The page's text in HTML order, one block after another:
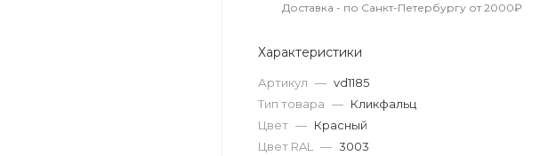
Доставка - по Санкт-Петербургу от 2000₽
Характеристики
Артикул — vd1185
Тип товара — Кликфальц
Цвет — Красный
Цвет RAL
— 3003